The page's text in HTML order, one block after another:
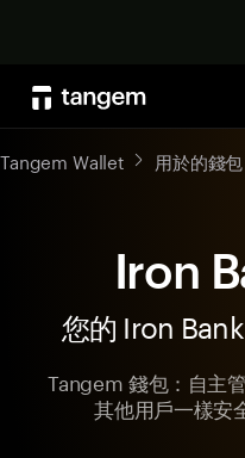
Tangem Wallet 用於的錢包
Iron
您的 Iron
Tangem 錢包：自主
其他用戶一樣安